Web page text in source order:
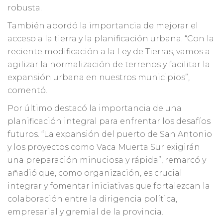
robusta.
También abordó la importancia de mejorar el
acceso a la tierra y la planificación urbana. “Con la
reciente modificación a la Ley de Tierras, vamos a
agilizar la normalización de terrenos y facilitar la
expansión urbana en nuestros municipios”,
comentó.
Por último destacó la importancia de una
planificación integral para enfrentar los desafíos
futuros. “La expansión del puerto de San Antonio
y los proyectos como Vaca Muerta Sur exigirán
una preparación minuciosa y rápida”, remarcó y
añadió que, como organización, es crucial
integrar y fomentar iniciativas que fortalezcan la
colaboración entre la dirigencia política,
empresarial y gremial de la provincia.